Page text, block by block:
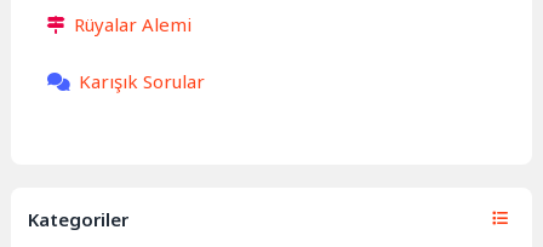
Rüyalar Alemi
Karışık Sorular
Kategoriler